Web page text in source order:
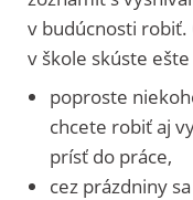
v budúcnosti
v škole skúste
poproste
chcete robiť aj
prísť do práce,
cez prázdniny